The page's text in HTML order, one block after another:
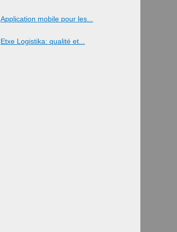
Application mobile pour les...
Etxe Logistika: qualité et...